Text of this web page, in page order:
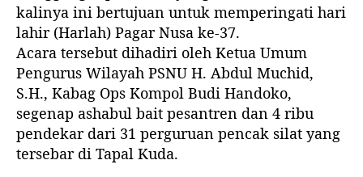
kalinya ini bertujuan untuk memperingati hari
lahir (Harlah) Pagar Nusa ke-37.
Acara tersebut dihadiri oleh Ketua Umum
Pengurus Wilayah PSNU H. Abdul Muchid,
S.H., Kabag Ops Kompol Budi Handoko,
segenap ashabul bait pesantren dan 4 ribu
pendekar dari 31 perguruan pencak silat yang
tersebar di Tapal Kuda.